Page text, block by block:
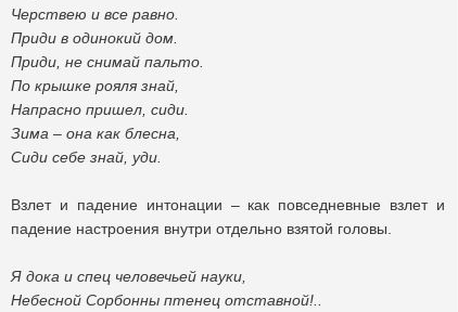
Черствею и все равно.
Приди в одинокий дом.
Приди, не снимай пальто.
По крышке рояля знай,
Напрасно пришел, сиди.
Зима – она как блесна,
Сиди себе знай, уди.
Взлет и падение интонации – как повседневные взлет и
падение настроения внутри отдельно взятой головы.
Я дока и спец человечьей науки,
Небесной Сорбонны птенец отставной!..